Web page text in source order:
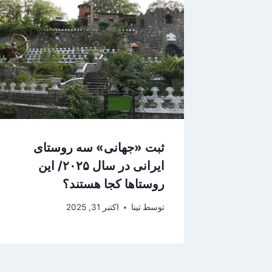
ثبت «جهانی» سه روستای
ایرانی در سال ۲۰۲۵/ این
روستاها کجا هستند؟
توسط تینا اکتبر 31, 2025